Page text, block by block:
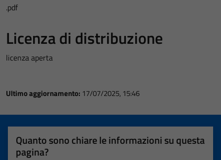
.pdf
Licenza di distribuzione
licenza aperta
Ultimo aggiornamento: 17/07/2025, 15:46
Quanto sono chiare le informazioni su questa
pagina?